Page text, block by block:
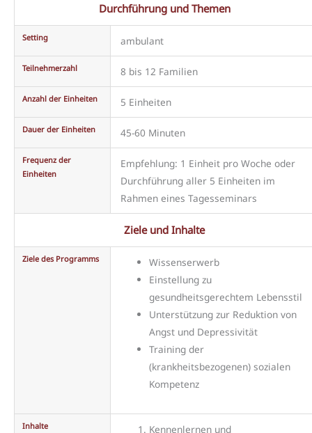
Durchführung und Themen
Setting ambulant
Teilnehmerzahl 8 bis 12 Familien
Anzahl der Einheiten 5 Einheiten
Dauer der Einheiten 45-60 Minuten
Frequenz der
Einheiten
Empfehlung: 1 Einheit pro Woche oder
Durchführung aller 5 Einheiten im
Rahmen eines Tagesseminars
Ziele und Inhalte
Ziele des Programms
Wissenserwerb
Einstellung zu
gesundheitsgerechtem Lebensstil
Unterstützung zur Reduktion von
Angst und Depressivität
Training der
(krankheitsbezogenen) sozialen
Kompetenz
Inhalte Kennenlernen und